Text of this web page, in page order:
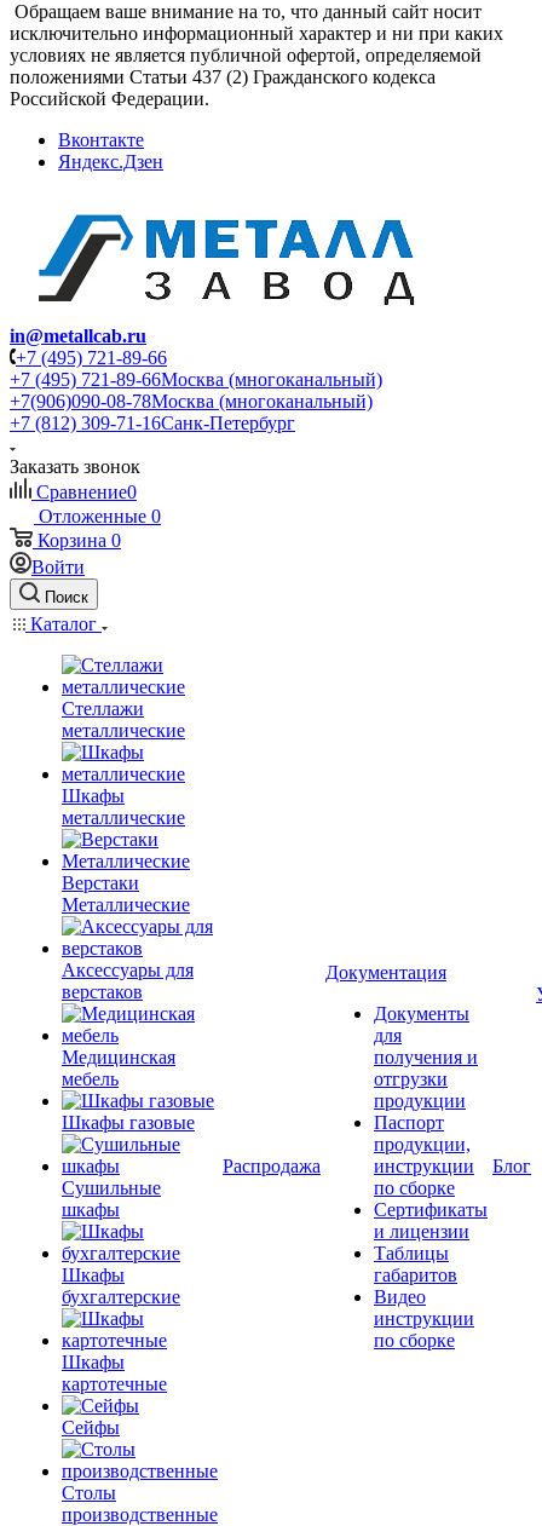
Обращаем ваше внимание на то, что данный сайт носит
исключительно информационный характер и ни при каких
условиях не является публичной офертой, определяемой
положениями Статьи 437 (2) Гражданского кодекса
Российской Федерации.
Вконтакте
Яндекс.Дзен
in@metallcab.ru
+7 (495) 721-89-66
+7 (495) 721-89-66Москва (многоканальный)
+7(906)090-08-78Москва (многоканальный)
+7 (812) 309-71-16Санк-Петербург
Заказать звонок
Сравнение0
Отложенные 0
Корзина 0
Войти
Поиск
Каталог
Стеллажи
металлические
Шкафы
металлические
Верстаки
Металлические
Аксессуары для
верстаков
Медицинская
мебель
Шкафы газовые
Сушильные
шкафы
Шкафы
бухгалтерские
Шкафы
картотечные
Сейфы
Столы
производственные
Распродажа
Документация
Документы
для
получения и
отгрузки
продукции
Паспорт
продукции,
инструкции
по сборке
Сертификаты
и лицензии
Таблицы
габаритов
Видео
инструкции
по сборке
Блог